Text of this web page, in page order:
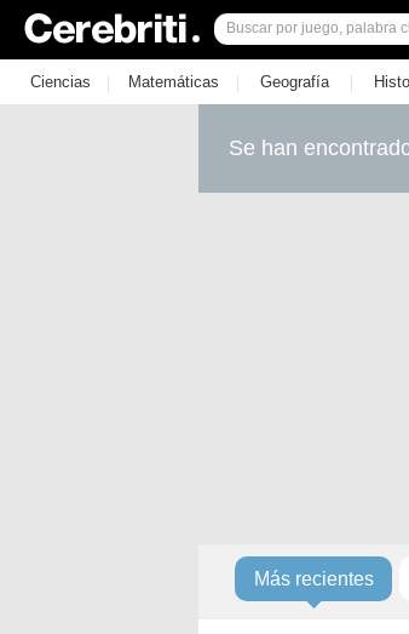
Ciencias | Matemáticas | Geografía |
Se han
Más recientes